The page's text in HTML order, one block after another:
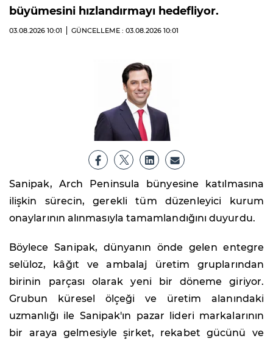
büyümesini hızlandırmayı hedefliyor.
03.08.2026 10:01 GÜNCELLEME : 03.08.2026 10:01
Sanipak, Arch Peninsula bünyesine katılmasına
ilişkin sürecin, gerekli tüm düzenleyici kurum
onaylarının alınmasıyla tamamlandığını duyurdu.
Böylece Sanipak, dünyanın önde gelen entegre
selüloz, kâğıt ve ambalaj üretim gruplarından
birinin parçası olarak yeni bir döneme giriyor.
Grubun küresel ölçeği ve üretim alanındaki
uzmanlığı ile Sanipak'ın pazar lideri markalarının
bir araya gelmesiyle şirket, rekabet gücünü ve